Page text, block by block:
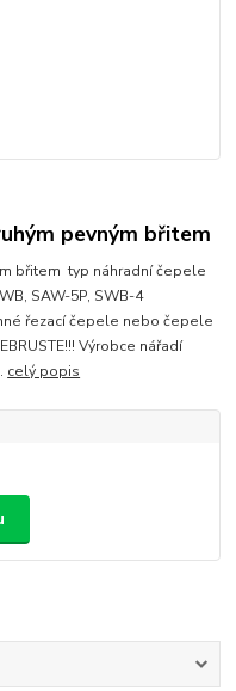
pevným břitem
břitem typ náhradní čepele
SAW-5P, SWB-4
řezací čepele nebo čepele
Výrobce nářadí
celý popis